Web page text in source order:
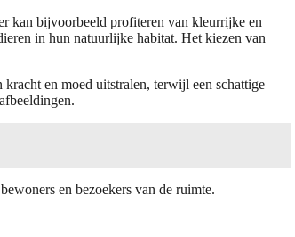
kan bijvoorbeeld profiteren van kleurrijke en
in hun natuurlijke habitat. Het kiezen van
en moed uitstralen, terwijl een schattige
en bezoekers van de ruimte.